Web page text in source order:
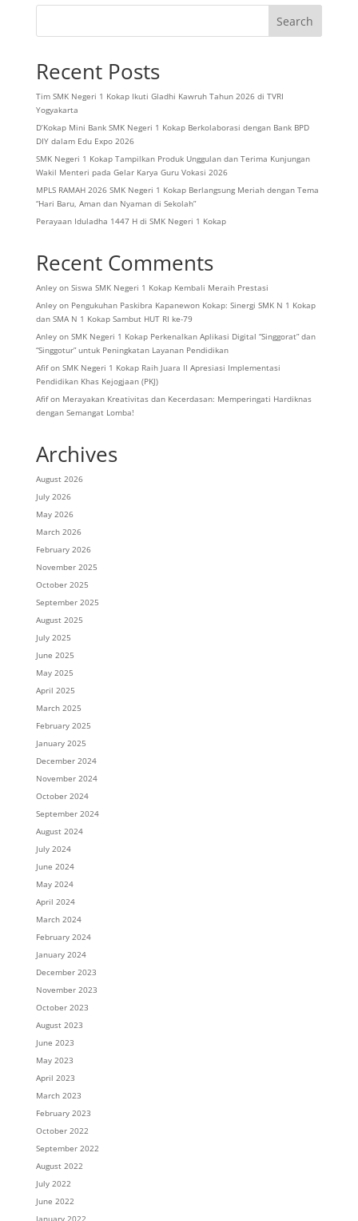
Search
Recent Posts
Tim SMK Negeri 1 Kokap Ikuti Gladhi Kawruh Tahun 2026 di TVRI
Yogyakarta
D’Kokap Mini Bank SMK Negeri 1 Kokap Berkolaborasi dengan Bank BPD
DIY dalam Edu Expo 2026
SMK Negeri 1 Kokap Tampilkan Produk Unggulan dan Terima Kunjungan
Wakil Menteri pada Gelar Karya Guru Vokasi 2026
MPLS RAMAH 2026 SMK Negeri 1 Kokap Berlangsung Meriah dengan Tema
“Hari Baru, Aman dan Nyaman di Sekolah”
Perayaan Iduladha 1447 H di SMK Negeri 1 Kokap
Recent Comments
Anleyon Siswa SMK Negeri 1 Kokap Kembali Meraih Prestasi
Anleyon Pengukuhan Paskibra Kapanewon Kokap: Sinergi SMK N 1 Kokap
dan SMA N 1 Kokap Sambut HUT RI ke-79
Anleyon SMK Negeri 1 Kokap Perkenalkan Aplikasi Digital “Singgorat” dan
“Singgotur” untuk Peningkatan Layanan Pendidikan
Afifon SMK Negeri 1 Kokap Raih Juara II Apresiasi Implementasi
Pendidikan Khas Kejogjaan (PKJ)
Afifon Merayakan Kreativitas dan Kecerdasan: Memperingati Hardiknas
dengan Semangat Lomba!
Archives
August 2026
July 2026
May 2026
March 2026
February 2026
November 2025
October 2025
September 2025
August 2025
July 2025
June 2025
May 2025
April 2025
March 2025
February 2025
January 2025
December 2024
November 2024
October 2024
September 2024
August 2024
July 2024
June 2024
May 2024
April 2024
March 2024
February 2024
January 2024
December 2023
November 2023
October 2023
August 2023
June 2023
May 2023
April 2023
March 2023
February 2023
October 2022
September 2022
August 2022
July 2022
June 2022
January 2022